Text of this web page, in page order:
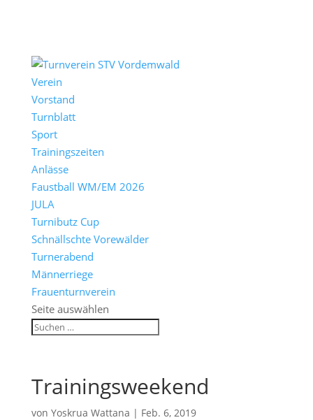
Verein
Vorstand
Turnblatt
Sport
Trainingszeiten
Anlässe
Faustball WM/EM 2026
JULA
Turnibutz Cup
Schnällschte Vorewälder
Turnerabend
Männerriege
Frauenturnverein
Seite auswählen
Trainingsweekend
von Yoskrua Wattana | Feb. 6, 2019